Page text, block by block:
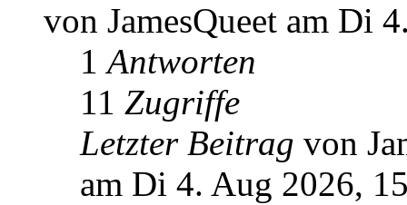
von JamesQueet am Di
1Antworten
11 Zugriffe
Letzter Beitrag von
am Di 4. Aug 2026,